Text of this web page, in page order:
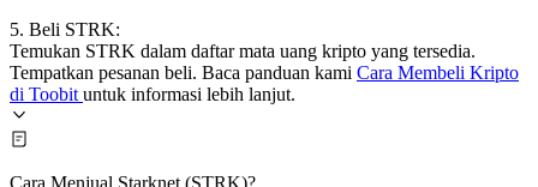
5. Beli STRK:
Temukan STRK dalam daftar mata uang kripto yang tersedia.
Tempatkan pesanan beli. Baca panduan kami Cara Membeli Kripto
di Toobit untuk informasi lebih lanjut.
Cara Menjual Starknet (STRK)?